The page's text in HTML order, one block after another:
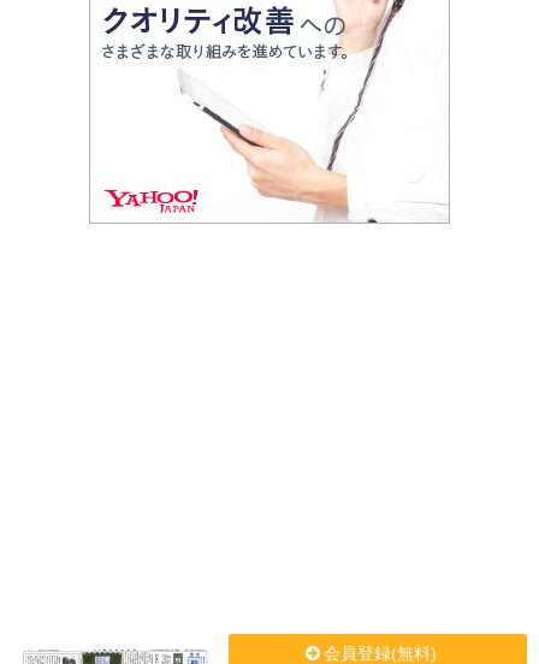
会員登録(無料)